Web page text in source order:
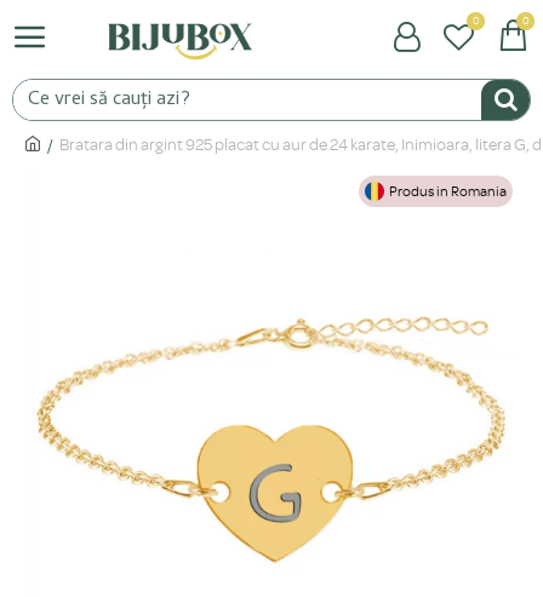
0 0
Bratara din argint 925 placat cu aur de 24 karate, Inimioara, litera G,
Produs in Romania